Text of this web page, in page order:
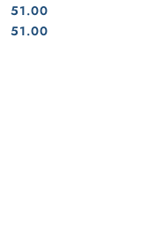
Cena:
51.00
Cena:
51.00